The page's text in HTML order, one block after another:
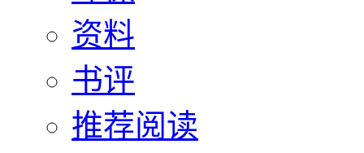
资料
书评
推荐阅读